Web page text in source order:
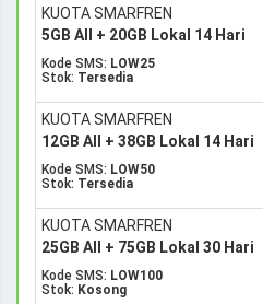
KUOTA SMARFREN
5GB All + 20GB Lokal 14 Hari
Kode SMS: LOW25
Stok: Tersedia
KUOTA SMARFREN
12GB All + 38GB Lokal 14 Hari
Kode SMS: LOW50
Stok: Tersedia
KUOTA SMARFREN
25GB All + 75GB Lokal 30 Hari
Kode SMS: LOW100
Stok: Kosong